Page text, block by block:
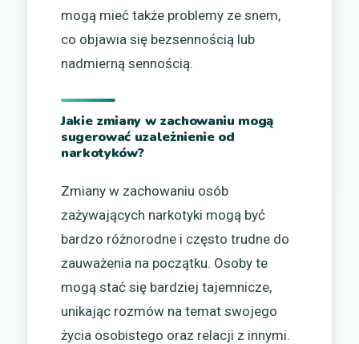
mogą mieć także problemy ze snem,
co objawia się bezsennością lub
nadmierną sennością.
Jakie zmiany w zachowaniu mogą
sugerować uzależnienie od
narkotyków?
Zmiany w zachowaniu osób
zażywających narkotyki mogą być
bardzo różnorodne i często trudne do
zauważenia na początku. Osoby te
mogą stać się bardziej tajemnicze,
unikając rozmów na temat swojego
życia osobistego oraz relacji z innymi.